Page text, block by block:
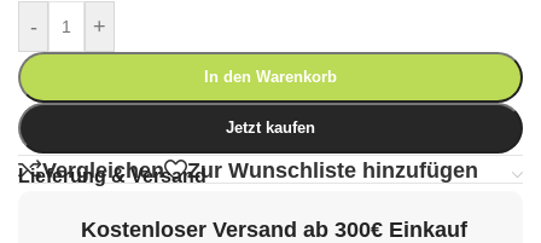
- +
In den Warenkorb
Jetzt kaufen
Vergleichen Zur Wunschliste hinzufügen
Lieferung & Versand
Kostenloser Versand ab 300€ Einkauf